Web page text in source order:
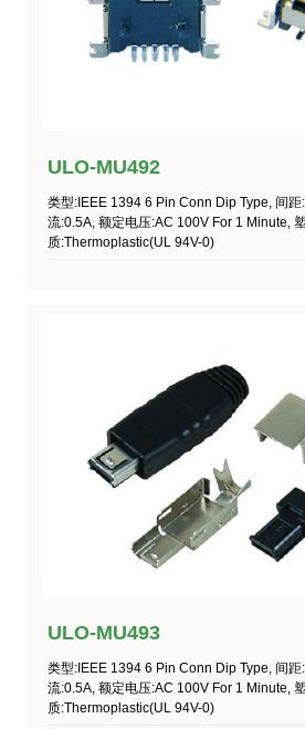
ULO-MU492
类型:IEEE 1394 6 Pin Conn Dip Type, 间
流:0.5A, 额定电压:AC 100V For 1 Minute,
质:Thermoplastic(UL 94V-0)
ULO-MU493
类型:IEEE 1394 6 Pin Conn Dip Type, 间
流:0.5A, 额定电压:AC 100V For 1 Minute,
质:Thermoplastic(UL 94V-0)